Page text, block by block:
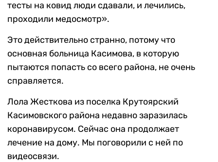
тесты на ковид люди сдавали, и лечились,
проходили медосмотр».
Это действительно странно, потому что
основная больница Касимова, в которую
пытаются попасть со всего района, не очень
справляется.
Лола Жесткова из поселка Крутоярский
Касимовского района недавно заразилась
коронавирусом. Сейчас она продолжает
лечение на дому. Мы поговорили с ней по
видеосвязи.